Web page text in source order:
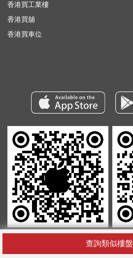
查詢類似樓盤
香港買工業樓
香港買舖
香港買車位
在Apple Store
App